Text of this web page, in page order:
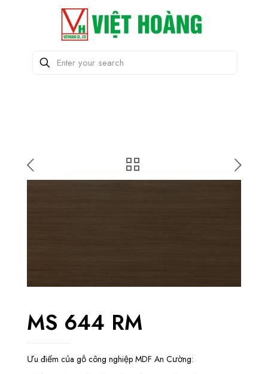
MS 644 RM
Ưu điểm của gỗ công nghiệp MDF An Cường: